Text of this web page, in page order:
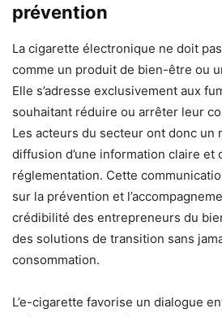
prévention
La cigarette électronique ne doit
comme un produit de bien-être ou
Elle s’adresse exclusivement aux
souhaitant réduire ou arrêter leur
Les acteurs du secteur ont donc un
diffusion d’une information claire et
réglementation. Cette
sur la prévention et
crédibilité des entrepreneurs du
des solutions de transition sans
consommation.
L’e-cigarette favorise un dialogue